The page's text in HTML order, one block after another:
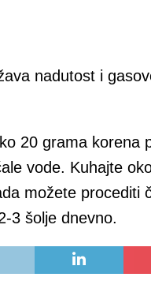
nadutost i
20 grama korena
vode. Kuhajte
možete procediti
3 šolje dnevno.